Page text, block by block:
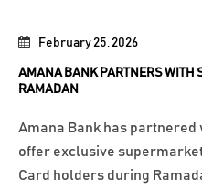
February 25, 2026
AMANA BANK PARTNERS WITH
RAMADAN
Amana Bank has
offer exclusive supermarket
Card holders during